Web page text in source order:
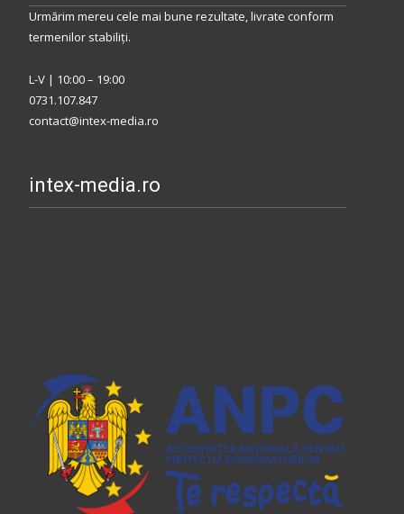
Urmărim mereu cele mai bune rezultate, livrate conform
termenilor stabiliţi.
L-V | 10:00 – 19:00
0731.107.847
contact@intex-media.ro
intex-media.ro